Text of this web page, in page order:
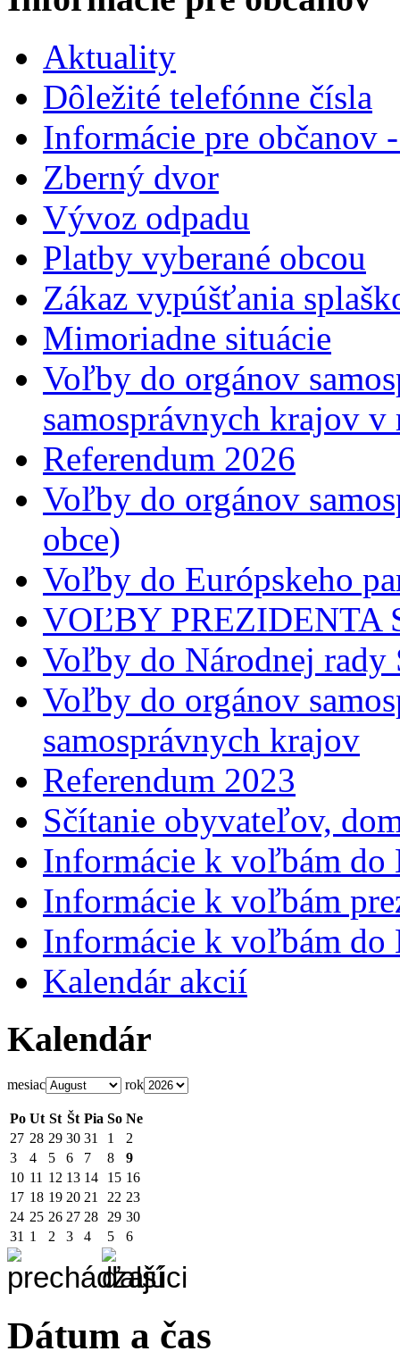
Aktuality
Dôležité telefónne čísla
Informácie pre občanov
Zberný dvor
Vývoz odpadu
Platby vyberané obcou
Zákaz vypúšťania
Mimoriadne situácie
Voľby do orgánov
samosprávnych krajov v
Referendum 2026
Voľby do orgánov
obce)
Voľby do Európskeho
VOĽBY PREZIDENTA
Voľby do Národnej rady
Voľby do orgánov
samosprávnych krajov
Referendum 2023
Sčítanie obyvateľov,
Informácie k voľbám do
Informácie k voľbám
Informácie k voľbám do
Kalendár akcií
Kalendár
mesiac rok
Po Ut St Št Pia So Ne
27 28 29 30 31 1
2
3
4 5 6 7 8
9
10 11 12 13 14 15 16
17 18 19 20 21 22 23
24 25 26 27 28 29 30
31 1 2 3 4 5 6
Dátum a čas